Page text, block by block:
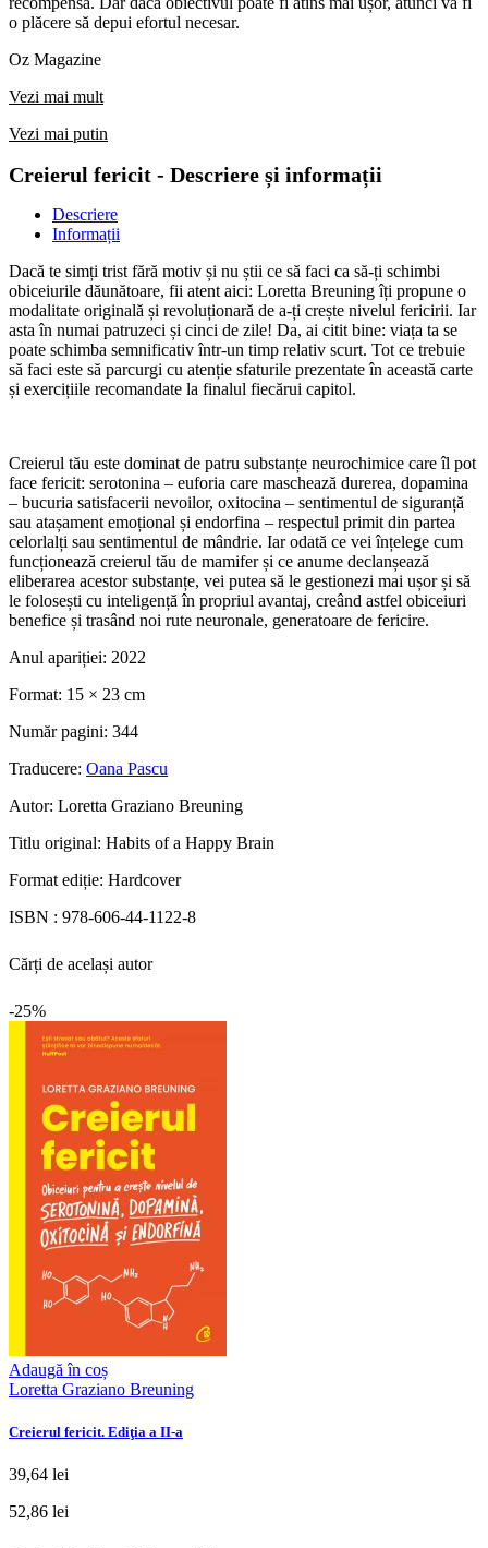
o plăcere să depui efortul necesar.
Oz Magazine
Vezi mai mult
Vezi mai putin
Creierul fericit - Descriere și informații
Descriere
Informații
Dacă te simți trist fără motiv și nu știi ce să faci ca să-ți schimbi
obiceiurile dăunătoare, fii atent aici: Loretta Breuning îți propune o
modalitate originală și revoluționară de a-ți crește nivelul fericirii. Iar
asta în numai patruzeci și cinci de zile! Da, ai citit bine: viața ta se
poate schimba semnificativ într-un timp relativ scurt. Tot ce trebuie
să faci este să parcurgi cu atenție sfaturile prezentate în această carte
și exercițiile recomandate la finalul fiecărui capitol.
Creierul tău este dominat de patru substanțe neurochimice care îl pot
face fericit: serotonina – euforia care maschează durerea, dopamina
– bucuria satisfacerii nevoilor, oxitocina – sentimentul de siguranță
sau atașament emoțional și endorfina – respectul primit din partea
celorlalți sau sentimentul de mândrie. Iar odată ce vei înțelege cum
funcționează creierul tău de mamifer și ce anume declanșează
eliberarea acestor substanțe, vei putea să le gestionezi mai ușor și să
le folosești cu inteligență în propriul avantaj, creând astfel obiceiuri
benefice și trasând noi rute neuronale, generatoare de fericire.
Anul apariției: 2022
Format: 15 × 23 cm
Număr pagini: 344
Traducere: Oana Pascu
Autor: Loretta Graziano Breuning
Titlu original: Habits of a Happy Brain
Format ediție: Hardcover
ISBN : 978-606-44-1122-8
Cărți de același autor
-25%
Adaugă în coș
Loretta Graziano Breuning
Creierul fericit. Ediţia a II-a
39,64 lei
52,86 lei